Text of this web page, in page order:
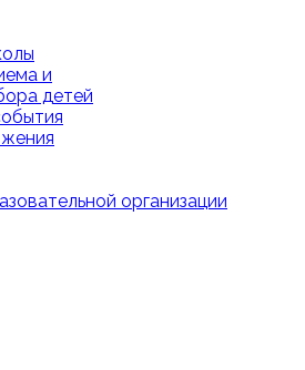
и
детей
организации